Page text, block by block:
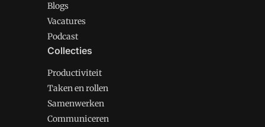
Blogs
Vacatures
Podcast
Collecties
Productiviteit
Taken en rollen
Samenwerken
Communiceren